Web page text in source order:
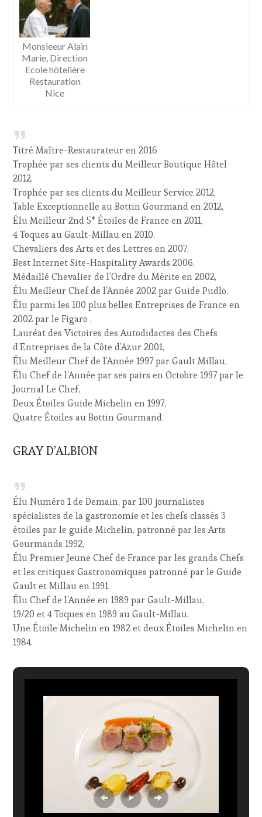
Monsieeur Alain
Marie, Direction
Ecole hôtelière
Restauration
Nice
Titré Maître-Restaurateur en 2016
Trophée par ses clients du Meilleur Boutique Hôtel
2012,
Trophée par ses clients du Meilleur Service 2012,
Table Exceptionnelle au Bottin Gourmand en 2012,
Élu Meilleur 2nd 5* Étoiles de France en 2011,
4 Toques au Gault-Millau en 2010,
Chevaliers des Arts et des Lettres en 2007,
Best Internet Site-Hospitality Awards 2006,
Médaillé Chevalier de l’Ordre du Mérite en 2002,
Élu Meilleur Chef de l’Année 2002 par Guide Pudlo,
Élu parmi les 100 plus belles Entreprises de France en
2002 par le Figaro ,
Lauréat des Victoires des Autodidactes des Chefs
d’Entreprises de la Côte d’Azur 2001,
Élu Meilleur Chef de l’Année 1997 par Gault Millau,
Élu Chef de l’Année par ses pairs en Octobre 1997 par le
Journal Le Chef,
Deux Étoiles Guide Michelin en 1997,
Quatre Étoiles au Bottin Gourmand.
GRAY D’ALBION
Élu Numéro 1 de Demain, par 100 journalistes
spécialistes de la gastronomie et les chefs classés 3
étoiles par le guide Michelin, patronné par les Arts
Gourmands 1992,
Élu Premier Jeune Chef de France par les grands Chefs
et les critiques Gastronomiques patronné par le Guide
Gault et Millau en 1991,
Élu Chef de l’Année en 1989 par Gault-Millau,
19/20 et 4 Toques en 1989 au Gault-Millau,
Une Étoile Michelin en 1982 et deux Étoiles Michelin en
1984.